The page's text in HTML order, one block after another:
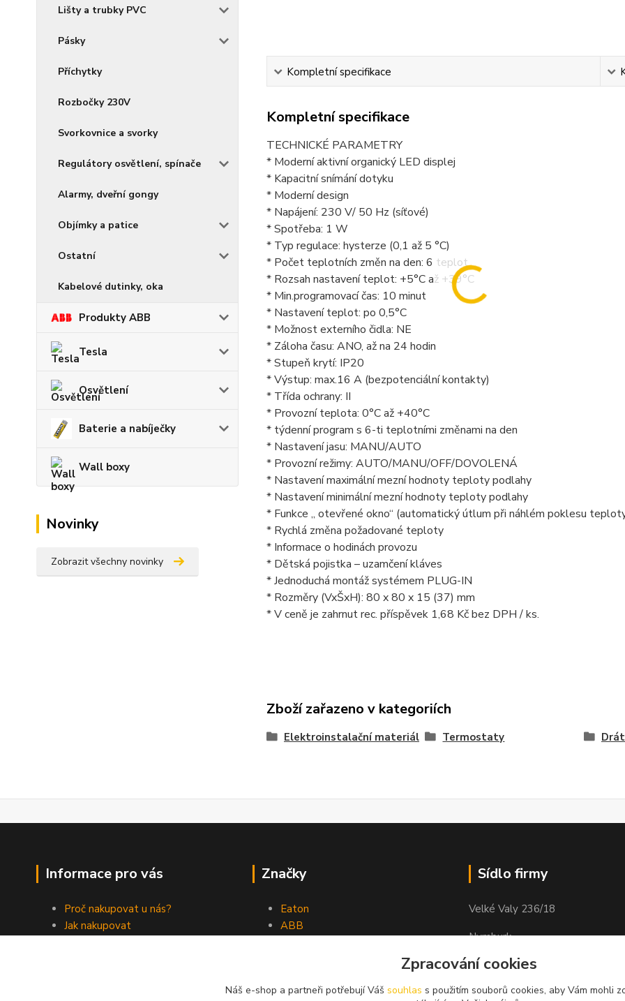
Lišty a trubky PVC
Pásky
Příchytky
Rozbočky 230V
Svorkovnice a svorky
Regulátory osvětlení, spínače
Alarmy, dveřní gongy
Objímky a patice
Ostatní
Kabelové dutinky, oka
Produkty ABB
Tesla
Osvětlení
Baterie a nabíječky
Wall boxy
Novinky
Zobrazit všechny novinky
Kompletní specifikace
Kompletní specifikace
TECHNICKÉ PARAMETRY
* Moderní aktivní organický LED displej
* Kapacitní snímání dotyku
* Moderní design
* Napájení: 230 V/ 50 Hz (síťové)
* Spotřeba: 1 W
* Typ regulace: hysterze (0,1 až 5 °C)
* Počet teplotních změn na den: 6 teplot
* Rozsah nastavení teplot: +5°C až +39°C
* Min.programovací čas: 10 minut
* Nastavení teplot: po 0,5°C
* Možnost externího čidla: NE
* Záloha času: ANO, až na 24 hodin
* Stupeň krytí: IP20
* Výstup: max.16 A (bezpotenciální kontakty)
* Třída ochrany: II
* Provozní teplota: 0°C až +40°C
* týdenní program s 6-ti teplotními změnami na den
* Nastavení jasu: MANU/AUTO
* Provozní režimy: AUTO/MANU/OFF/DOVOLENÁ
* Nastavení maximální mezní hodnoty teploty podlahy
* Nastavení minimální mezní hodnoty teploty podlahy
* Funkce „ otevřené okno“ (automatický útlum při náhlém poklesu
* Rychlá změna požadované teploty
* Informace o hodinách provozu
* Dětská pojistka – uzamčení kláves
* Jednoduchá montáž systémem PLUG-IN
* Rozměry (VxŠxH): 80 x 80 x 15 (37) mm
* V ceně je zahrnut rec. příspěvek 1,68 Kč bez DPH / ks.
Zboží zařazeno v kategoriích
Elektroinstalační materiál Termostaty
Informace pro vás
Proč nakupovat u nás?
Jak nakupovat
Značky
Eaton
ABB
Sídlo firmy
Velké Valy 236/18
Nymburk
288 02
Zpracování cookies
Náš e-shop a partneři potřebují Váš souhlas s použitím souborů cookies, aby Vám mohli